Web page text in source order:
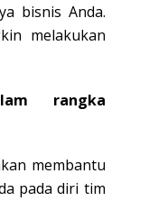
bisnis Anda.
melakukan
rangka
membantu
pada diri tim